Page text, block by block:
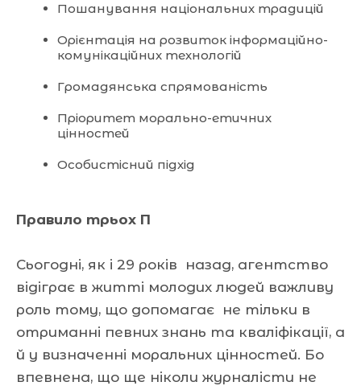
Пошанування національних традицій
Орієнтація на розвиток інформаційно-
комунікаційних технологій
Громадянська спрямованість
Пріоритет морально-етичних
цінностей
Особистісний підхід
Правило трьох П
Сьогодні, як і 29 років назад, агентство
відіграє в житті молодих людей важливу
роль тому, що допомагає не тільки в
отриманні певних знань та кваліфікації, а
й у визначенні моральних цінностей. Бо
впевнена, що ще ніколи журналісти не